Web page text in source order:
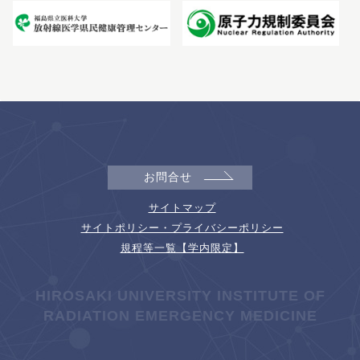
お問合せ
サイトマップ
サイトポリシー・プライバシーポリシー
規程等一覧【学内限定】
HIROSAKI UNIVERSITY INSTITUTE OF
RADIATION EMERGENCY MEDICINE